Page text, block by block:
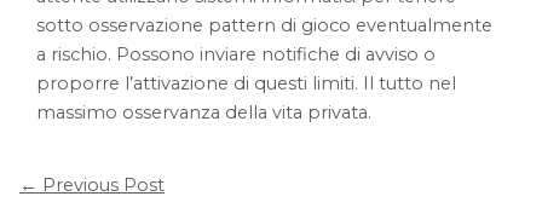
sotto osservazione pattern di gioco eventualmente
a rischio. Possono inviare notifiche di avviso o
proporre l’attivazione di questi limiti. Il tutto nel
massimo osservanza della vita privata.
← Previous Post